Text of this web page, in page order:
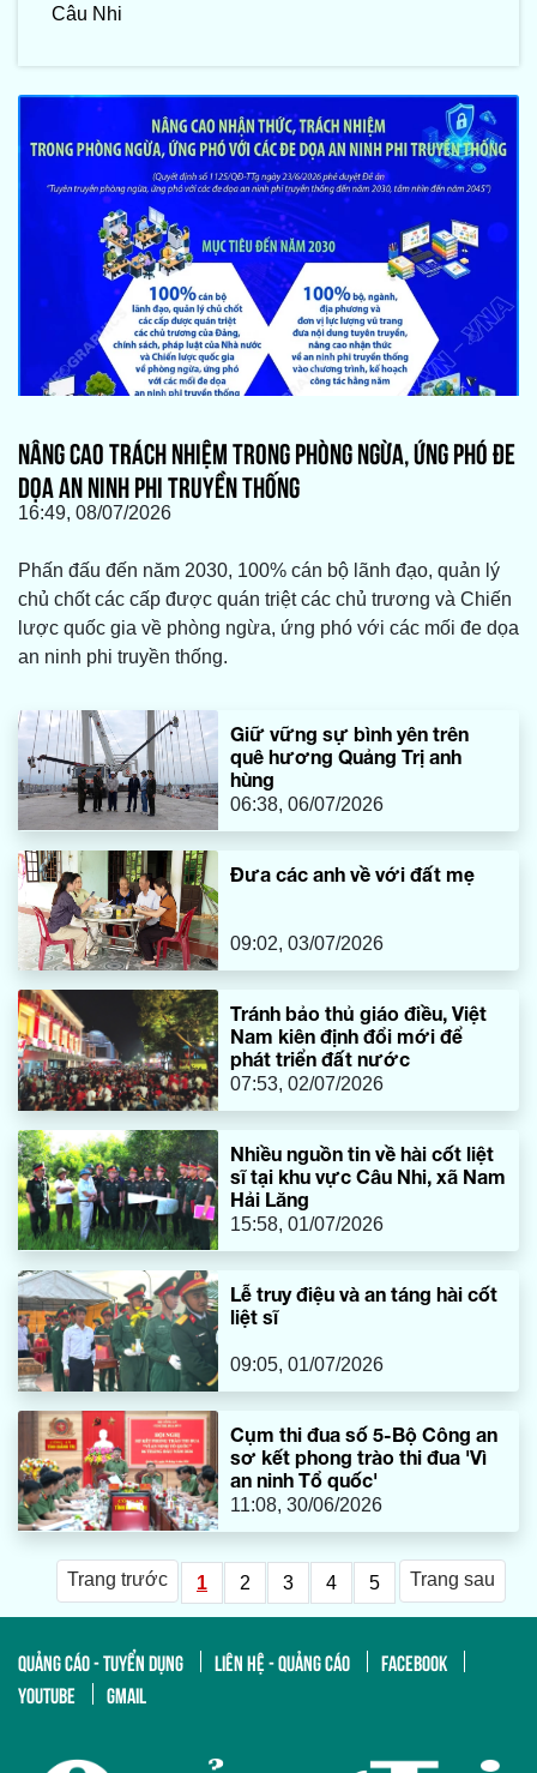
Câu Nhi
NÂNG CAO TRÁCH NHIỆM TRONG PHÒNG NGỪA, ỨNG PHÓ ĐE
DỌA AN NINH PHI TRUYỀN THỐNG
16:49, 08/07/2026
Phấn đấu đến năm 2030, 100% cán bộ lãnh đạo, quản lý
chủ chốt các cấp được quán triệt các chủ trương và Chiến
lược quốc gia về phòng ngừa, ứng phó với các mối đe dọa
an ninh phi truyền thống.
Giữ vững sự bình yên trên
quê hương Quảng Trị anh
hùng
06:38, 06/07/2026
Đưa các anh về với đất mẹ
09:02, 03/07/2026
Tránh bảo thủ giáo điều, Việt
Nam kiên định đổi mới để
phát triển đất nước
07:53, 02/07/2026
Nhiều nguồn tin về hài cốt liệt
sĩ tại khu vực Câu Nhi, xã Nam
Hải Lăng
15:58, 01/07/2026
Lễ truy điệu và an táng hài cốt
liệt sĩ
09:05, 01/07/2026
Cụm thi đua số 5-Bộ Công an
sơ kết phong trào thi đua 'Vì
an ninh Tổ quốc'
11:08, 30/06/2026
Trang trước 1 2 3 4 5 Trang sau
QUẢNG CÁO - TUYỂN DỤNG LIÊN HỆ - QUẢNG CÁO
FACEBOOK
YOUTUBE
GMAIL